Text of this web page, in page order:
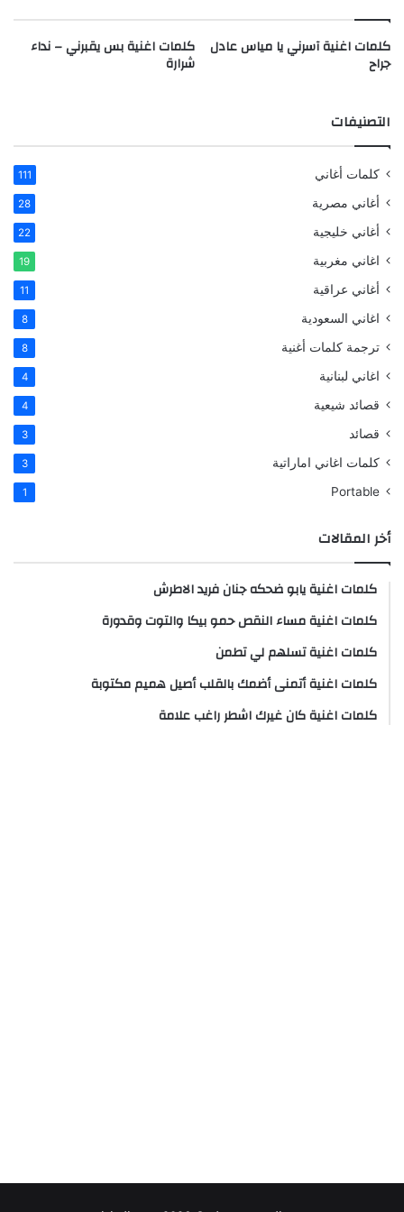
كلمات اغنية آسرني يا مياس عادل
جراح
كلمات اغنية بس يقبرني – نداء
شرارة
التصنيفات
كلمات أغاني 111
أغاني مصرية 28
أغاني خليجية 22
اغاني مغربية 19
أغاني عراقية 11
اغاني السعودية 8
ترجمة كلمات أغنية 8
اغاني لبنانية 4
قصائد شيعية 4
قصائد 3
كلمات اغاني اماراتية 3
Portable
1
أخر المقالات
كلمات اغنية يابو ضحكه جنان فريد الاطرش
كلمات اغنية مساء النقص حمو بيكا والتوت وقدورة
كلمات اغنية تسلهم لي تطمن
كلمات اغنية أتمنى أضمك بالقلب أصيل هميم مكتوبة
كلمات اغنية كان غيرك اشطر راغب علامة